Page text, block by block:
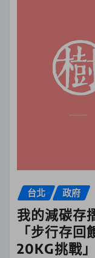
台北 政府
我的減碳存
「步行存
20KG挑戰